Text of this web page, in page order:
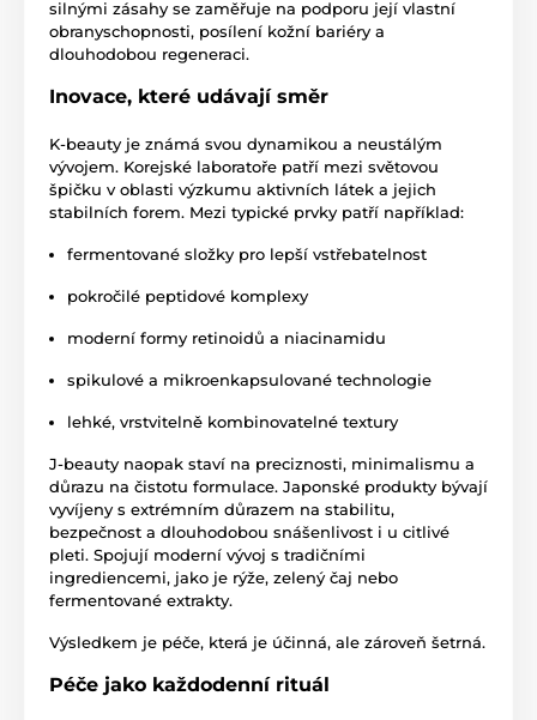
silnými zásahy se zaměřuje na podporu její vlastní
obranyschopnosti, posílení kožní bariéry a
dlouhodobou regeneraci.
Inovace, které udávají směr
K-beauty je známá svou dynamikou a neustálým
vývojem. Korejské laboratoře patří mezi světovou
špičku v oblasti výzkumu aktivních látek a jejich
stabilních forem. Mezi typické prvky patří například:
fermentované složky pro lepší vstřebatelnost
pokročilé peptidové komplexy
moderní formy retinoidů a niacinamidu
spikulové a mikroenkapsulované technologie
lehké, vrstvitelně kombinovatelné textury
J-beauty naopak staví na preciznosti, minimalismu a
důrazu na čistotu formulace. Japonské produkty bývají
vyvíjeny s extrémním důrazem na stabilitu,
bezpečnost a dlouhodobou snášenlivost i u citlivé
pleti. Spojují moderní vývoj s tradičními
ingrediencemi, jako je rýže, zelený čaj nebo
fermentované extrakty.
Výsledkem je péče, která je účinná, ale zároveň šetrná.
Péče jako každodenní rituál